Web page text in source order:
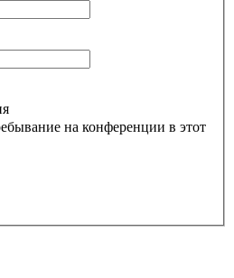
на конференции в этот